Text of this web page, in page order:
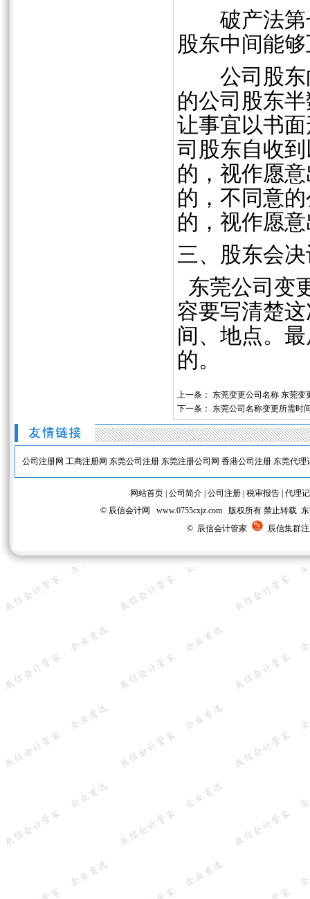
破产法第七
股东中间能
公司股东向
的公司股东
让事宜以书
司股东自收
的，视作愿
的，不同意
的，视作愿
三、股东会
东莞公司变
容要写清楚
间、地点。
的。
上一条： 东莞变更公司名称 东莞变
下一条： 东莞公司名称变更所需时
公司注册网 工商注册网 东莞公司注册 东莞注册公司网 香港公司注册 东莞代理
网站首页 公司简介 公司注册 税审报告 代理
© 辰信会计网 www.0755cxjz.com 版权所有 禁止转载
© 辰信会计管家
辰信集群